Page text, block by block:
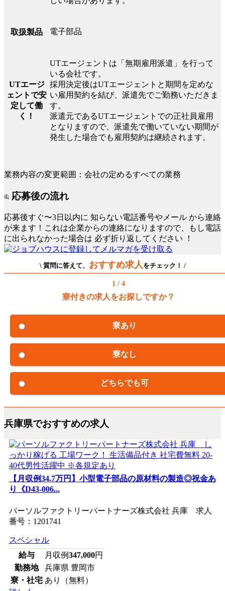
取扱製品 電子部品
UTエージ
ェントで安
定して働
く！
UTエージェントは「無期雇用派遣」を行って
いる会社です。
採用決定後はUTエージェントと期間を定めな
い雇用契約を結び、派遣先でご勤務いただきま
す。
派遣元であるUTエージェントでの正社員雇用
となりますので、派遣先で働いていない期間が
発生した場合でも雇用契約は継続されます。
業務内容の変更範囲：会社の定めるすべての業務
応募後の流れ
応募後すぐ〜3日以内に 知らない電話番号やメール から連絡
が来ます！これは企業からの連絡になりますので、もし電話
に出られなかった場合は 必ず折り返してください ！
\ 質問に答えて、 おすすめ求人 をチェック！ /
1 / 4
寮付きの求人をお探しですか？
寮あり
寮なし
どちらでも可
兵庫県でおすすめの求人
【月収例34.7万円】小型電子部品の原材料の製造◎祝金あ
り《D43-006...
パーソルファクトリーパートナーズ株式会社 兵庫 求人
番号：1201741
スペシャル
給与
月収例347,000円
勤務地
兵庫県 豊岡市
寮・社宅 あり（無料）